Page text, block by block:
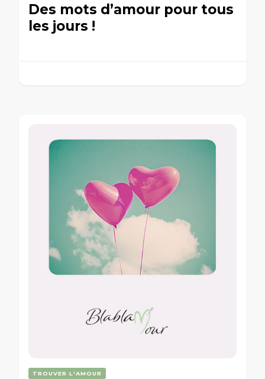
Des mots d’amour pour tous
les jours !
TROUVER L'AMOUR